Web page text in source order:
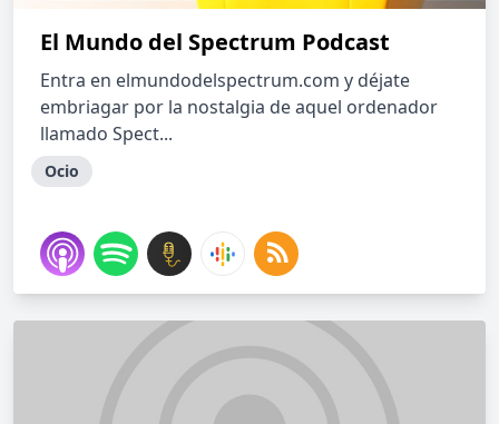
El Mundo del Spectrum Podcast
Entra en elmundodelspectrum.com y déjate
embriagar por la nostalgia de aquel ordenador
llamado Spect...
Ocio